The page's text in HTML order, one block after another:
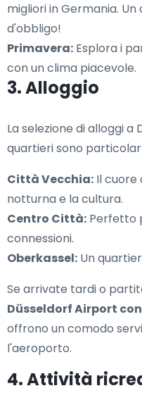
migliori in Germania.
d'obbligo!
Primavera: Esplora i
con un clima piacevole.
3. Alloggio
La selezione di alloggi a
quartieri sono
Città Vecchia: Il cuore
notturna e la cultura.
Centro Città: Perfetto
connessioni.
Oberkassel: Un
Se arrivate tardi o
Düsseldorf Airport
offrono un comodo
l'aeroporto.
4. Attività